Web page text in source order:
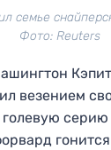
семье
Фото: Reuters
везением